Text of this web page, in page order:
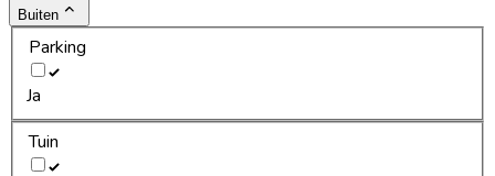
Buiten
Parking
Ja
Tuin